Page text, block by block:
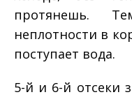
протянешь.
неплотности в
поступает вода.
5-­й и 6-­й отсеки